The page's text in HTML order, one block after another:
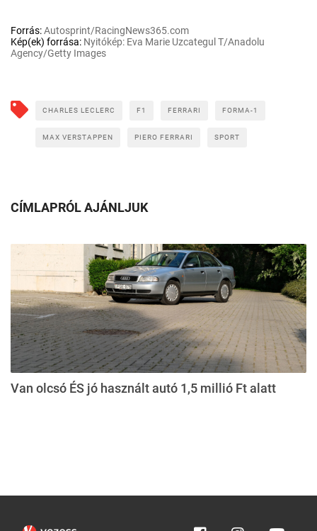
Forrás:Autosprint/RacingNews365.com
Kép(ek) forrása: Nyitókép: Eva Marie Uzcategul T/Anadolu
Agency/Getty Images
CHARLES LECLERC F1 FERRARI FORMA-1
MAX VERSTAPPEN PIERO FERRARI SPORT
CÍMLAPRÓL AJÁNLJUK
Van olcsó ÉS jó használt autó 1,5 millió Ft alatt